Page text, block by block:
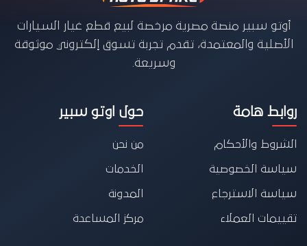
أوتو سبير منصة مصرية مرخصة لبيع قطع غيار السيارات
الأصلية والمعتمدة، تقدم تجربة تسوق إلكتروني موثوقة
وسريعة.
روابط هامة
الشروط والأحكام
سياسة الخصوصية
سياسة الاسترجاع
تقييمات العملاء
حول اوتو سبير
من نحن
الخدمات
المدونة
مركز المساعدة